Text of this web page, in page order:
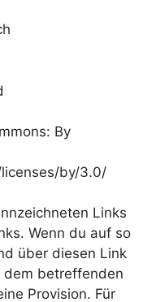
By
by/3.0/
Links
Wenn du auf so
über diesen Link
dem betreffenden
Provision. Für